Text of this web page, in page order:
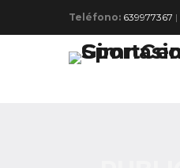
Teléfono: 639977367 |